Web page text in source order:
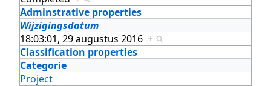
Adminstrative properties
Wijzigingsdatum
18:03:01, 29 augustus 2016 +
Classification properties
Categorie
Project